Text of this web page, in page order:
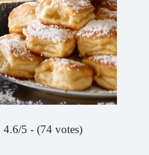
4.6/5 - (74 votes)